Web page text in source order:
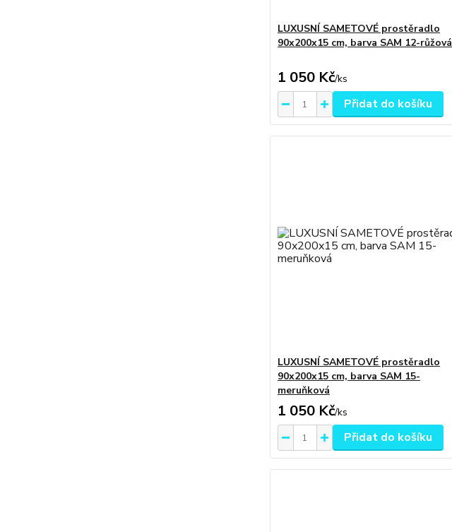
LUXUSNÍ SAMETOVÉ prostěradlo
90x200x15 cm, barva SAM 12-růžová
1 050 Kč/ks
Přidat do košíku
LUXUSNÍ SAMETOVÉ prostěradlo
90x200x15 cm, barva SAM 15-
meruňková
1 050 Kč/ks
Přidat do košíku